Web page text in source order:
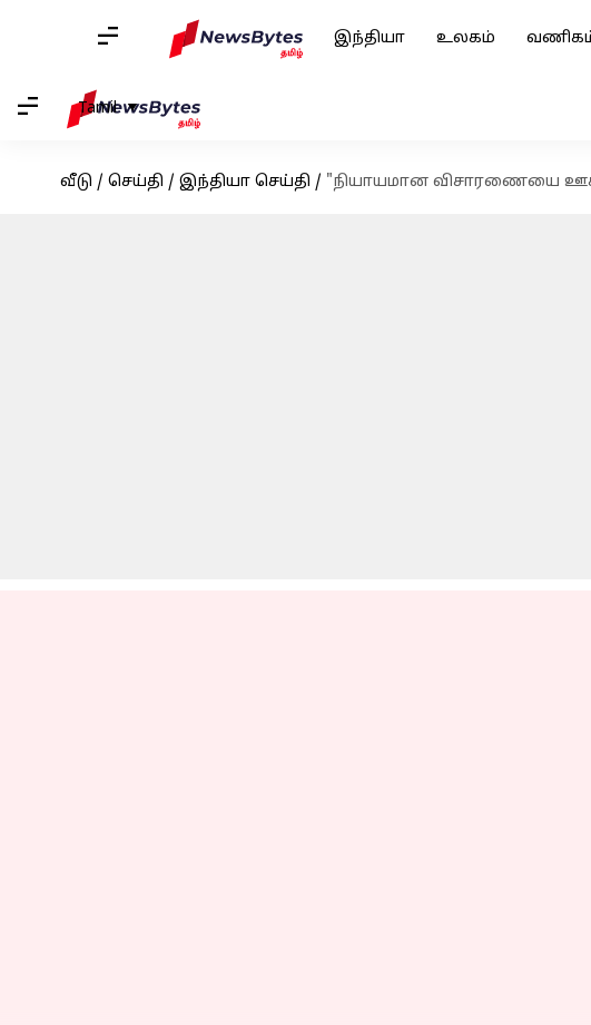
இந்தியா உலகம்
Tamil
வீடு / செய்தி / இந்தியா செய்தி / "நியாயமான விசாரணையை